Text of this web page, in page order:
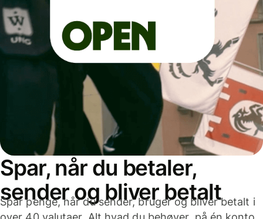
Spar, når du betaler,
sender og bliver betalt
Spar penge, når du sender, bruger og bliver betalt i